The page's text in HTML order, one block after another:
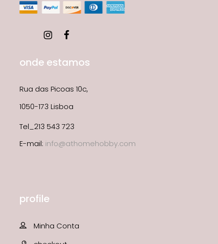
onde estamos
Rua das Picoas 10c,
1050-173 Lisboa
Tel_213 543 723
E-mail: info@athomehobby.com
profile
Minha Conta